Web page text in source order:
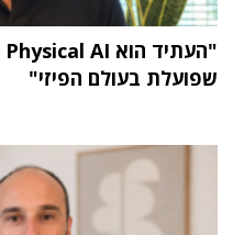
שפועלת בעולם הפיזי"